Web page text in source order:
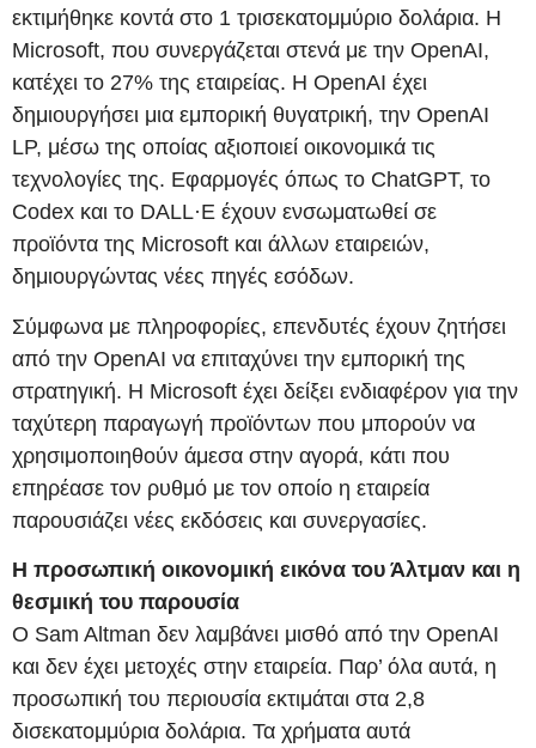
εκτιμήθηκε κοντά στο 1 τρισεκατομμύριο δολάρια. Η
Microsoft, που συνεργάζεται στενά με την OpenAI,
κατέχει το 27% της εταιρείας. Η OpenAI έχει
δημιουργήσει μια εμπορική θυγατρική, την OpenAI
LP, μέσω της οποίας αξιοποιεί οικονομικά τις
τεχνολογίες της. Εφαρμογές όπως το ChatGPT, το
Codex και το DALL·E έχουν ενσωματωθεί σε
προϊόντα της Microsoft και άλλων εταιρειών,
δημιουργώντας νέες πηγές εσόδων.
Σύμφωνα με πληροφορίες, επενδυτές έχουν ζητήσει
από την OpenAI να επιταχύνει την εμπορική της
στρατηγική. Η Microsoft έχει δείξει ενδιαφέρον για την
ταχύτερη παραγωγή προϊόντων που μπορούν να
χρησιμοποιηθούν άμεσα στην αγορά, κάτι που
επηρέασε τον ρυθμό με τον οποίο η εταιρεία
παρουσιάζει νέες εκδόσεις και συνεργασίες.
Η προσωπική οικονομική εικόνα του Άλτμαν και η
θεσμική του παρουσία
Ο Sam Altman δεν λαμβάνει μισθό από την OpenAI
και δεν έχει μετοχές στην εταιρεία. Παρ’ όλα αυτά, η
προσωπική του περιουσία εκτιμάται στα 2,8
δισεκατομμύρια δολάρια. Τα χρήματα αυτά